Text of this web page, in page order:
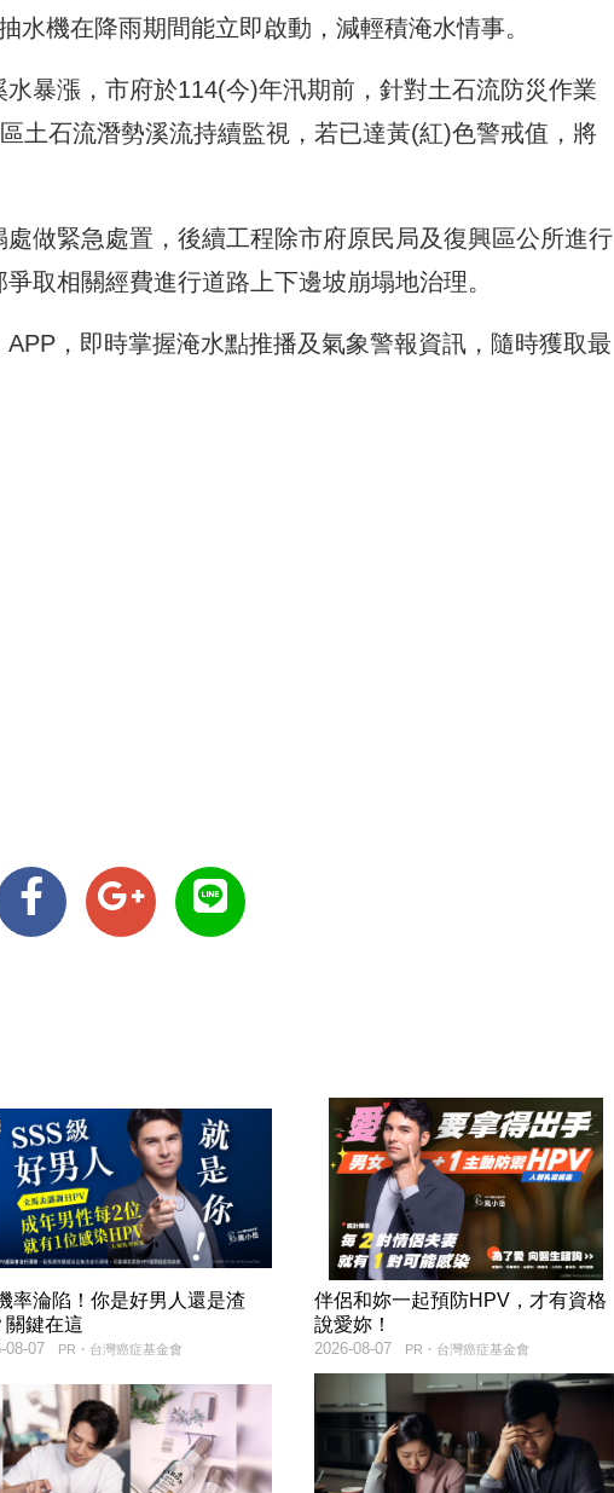
水機在降雨期間能立即啟動，減輕積淹水情事。
暴漲，市府於114(今)年汛期前，針對土石流防災作業
土石流潛勢溪流持續監視，若已達黃(紅)色警戒值，將
做緊急處置，後續工程除市府原民局及復興區公所進行
取相關經費進行道路上下邊坡崩塌地治理。
，即時掌握淹水點推播及氣象警報資訊，隨時獲取最
率淪陷！你是好男人還是渣
關鍵在這
PR・台灣癌症基金會
08-07
伴侶和妳一起預防HPV，才有資格
說愛妳！
PR・台灣癌症基金會
2026-08-07